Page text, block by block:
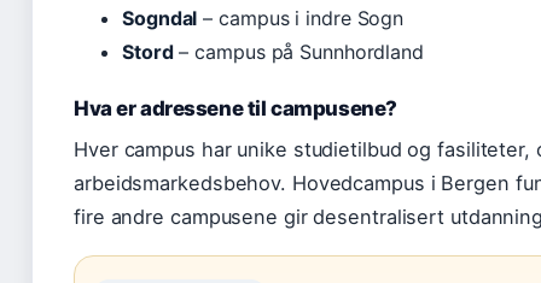
Sogndal – campus i indre Sogn
Stord– campus på Sunnhordland
Hva er adressene til campusene?
Hver campus har unike studietilbud og
arbeidsmarkedsbehov. Hovedcampus i Bergen
fire andre campusene gir desentralisert